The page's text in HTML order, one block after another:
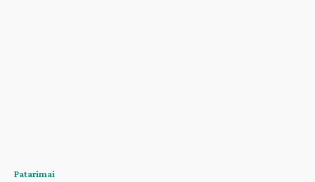
Patarimai